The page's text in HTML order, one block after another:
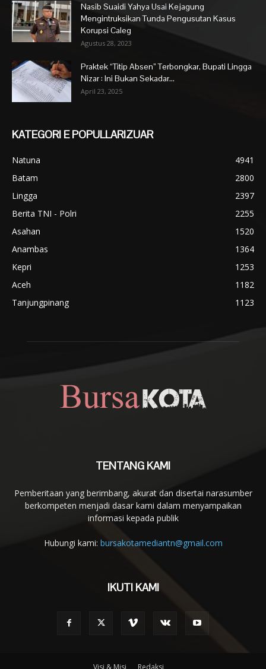
Nasib Suaidi Yahya Usai Kejagung
Mengintruksikan Tunda Pengusutan Kasus
Korupsi Caleg
Agustus 28, 2023
Praktek “Titip Absen” Terbongkar, Bupati Lingga
Nizar : Ini Bukan Sekadar...
April 23, 2025
KATEGORI E POPULLARIZUAR
Natuna
4941
Batam
2800
Lingga
2397
Berita TNI - Polri
2255
Asahan
1520
Anambas
1364
Kepri
1253
Aceh
1182
Tanjungpinang
1123
TENTANG KAMI
Pemberitaan yang berimbang, akurat dan disertai narasumber
berkompeten menjadi dasar kami dalam menyampaikan
informasi kepada publik
Hubungi kami: bursakotamediantn@gmail.com
IKUTI KAMI
Visi & Misi Redaksi